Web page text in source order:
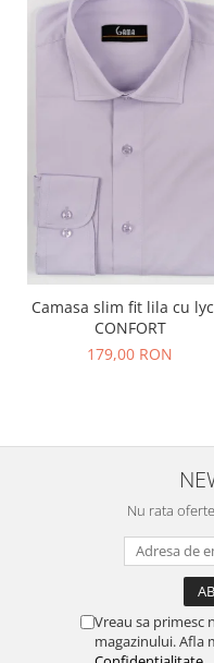
Camasa slim fit lila cu
CONFORT
179,00 RON
Nu rata
Vreau sa primesc
magazinului. Afla